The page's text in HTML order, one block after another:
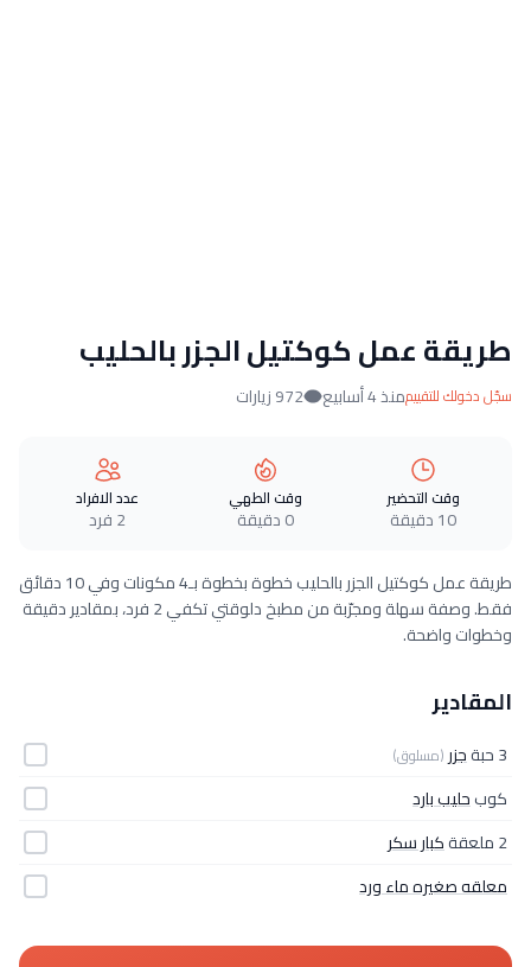
طريقة عمل كوكتيل الجزر بالحليب
سجّل دخولك للتقييممنذ 4 أسابيع 972 زيارات
وقت التحضير
10 دقيقة
وقت الطهي
0 دقيقة
عدد الافراد
2 فرد
طريقة عمل كوكتيل الجزر بالحليب خطوة بخطوة بـ4 مكونات وفي 10 دقائق
فقط. وصفة سهلة ومجرّبة من مطبخ دلوقتي تكفي 2 فرد، بمقادير دقيقة
وخطوات واضحة.
المقادير
3 حبة جزر(مسلوق)
كوبحليب بارد
2 ملعقة
كبار سكر
معلقه صغيره ماء ورد